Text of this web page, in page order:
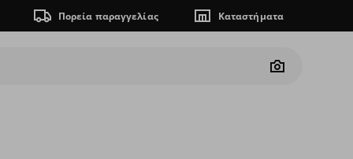
Πορεία παραγγελίας Καταστήματα
Camera